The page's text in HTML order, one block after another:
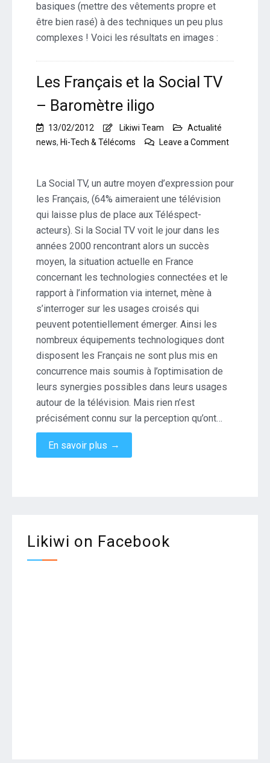
et
ne
basiques (mettre des vêtements propre et
être bien rasé) à des techniques un peu plus
complexes ! Voici les résultats en images :
Les Français et la Social TV
– Baromètre iligo
13/02/2012 Likiwi Team
Actualité
news, Hi-Tech & Télécoms
Leave a Comment
Français
la
Social
TV
–
Baromètre
iligo
La Social TV, un autre moyen d’expression pour
les Français, (64% aimeraient une télévision
qui laisse plus de place aux Téléspect-
acteurs). Si la Social TV voit le jour dans les
années 2000 rencontrant alors un succès
moyen, la situation actuelle en France
concernant les technologies connectées et le
rapport à l’information via internet, mène à
s’interroger sur les usages croisés qui
peuvent potentiellement émerger. Ainsi les
nombreux équipements technologiques dont
disposent les Français ne sont plus mis en
concurrence mais soumis à l’optimisation de
leurs synergies possibles dans leurs usages
autour de la télévision. Mais rien n’est
précisément connu sur la perception qu’ont…
En savoir plus →
Likiwi on Facebook